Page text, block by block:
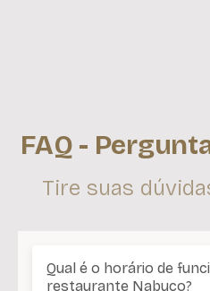
FAQ -
Tire suas
Qual é o horário de
restaurante Nabuco?